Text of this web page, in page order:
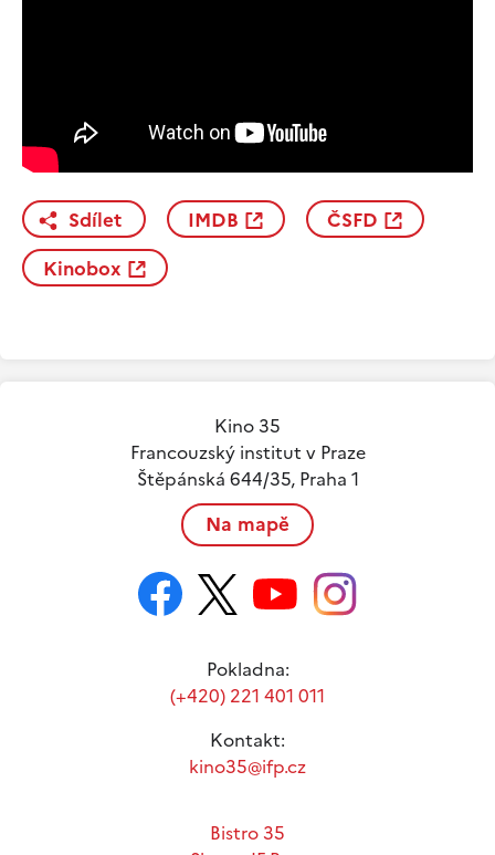
Sdílet IMDB
ČSFD
Kinobox
Kino 35
Francouzský institut v Praze
Štěpánská 644/35, Praha 1
Na mapě
Pokladna:
(+420) 221 401 011
Kontakt:
kino35@ifp.cz
Bistro 35